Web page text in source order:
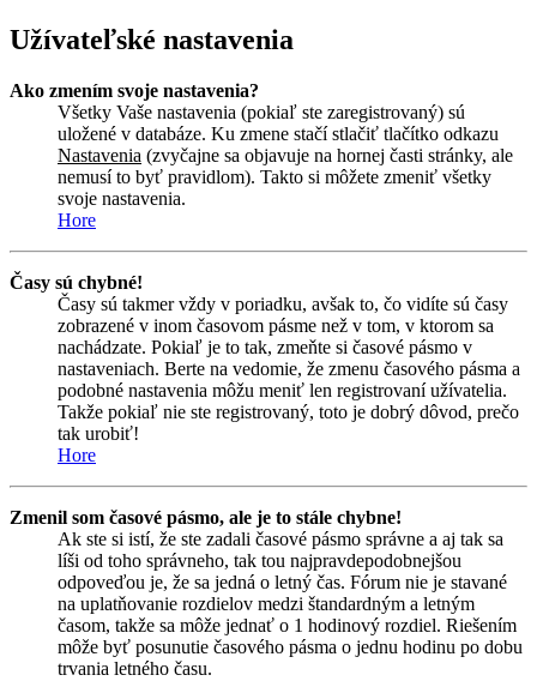
Užívateľské nastavenia
Ako zmením svoje nastavenia?
Všetky Vaše nastavenia (pokiaľ ste zaregistrovaný) sú
uložené v databáze. Ku zmene stačí stlačiť tlačítko odkazu
Nastavenia (zvyčajne sa objavuje na hornej časti stránky, ale
nemusí to byť pravidlom). Takto si môžete zmeniť všetky
svoje nastavenia.
Hore
Časy sú chybné!
Časy sú takmer vždy v poriadku, avšak to, čo vidíte sú časy
zobrazené v inom časovom pásme než v tom, v ktorom sa
nachádzate. Pokiaľ je to tak, zmeňte si časové pásmo v
nastaveniach. Berte na vedomie, že zmenu časového pásma a
podobné nastavenia môžu meniť len registrovaní užívatelia.
Takže pokiaľ nie ste registrovaný, toto je dobrý dôvod, prečo
tak urobiť!
Hore
Zmenil som časové pásmo, ale je to stále chybne!
Ak ste si istí, že ste zadali časové pásmo správne a aj tak sa
líši od toho správneho, tak tou najpravdepodobnejšou
odpoveďou je, že sa jedná o letný čas. Fórum nie je stavané
na uplatňovanie rozdielov medzi štandardným a letným
časom, takže sa môže jednať o 1 hodinový rozdiel. Riešením
môže byť posunutie časového pásma o jednu hodinu po dobu
trvania letného času.